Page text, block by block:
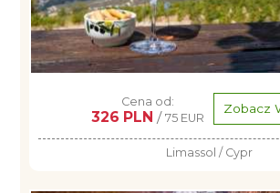
Cena od:
326 PLN / 75 EUR
Zobacz
Limassol / Cypr